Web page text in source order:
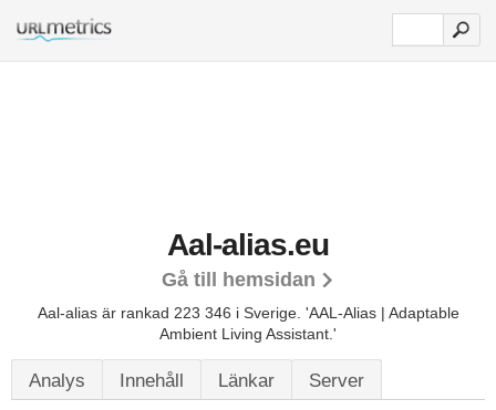
Aal-alias.eu
Gå till hemsidan
Aal-alias är rankad 223 346 i Sverige. 'AAL-Alias | Adaptable
Ambient Living Assistant.'
Analys Innehåll Länkar Server